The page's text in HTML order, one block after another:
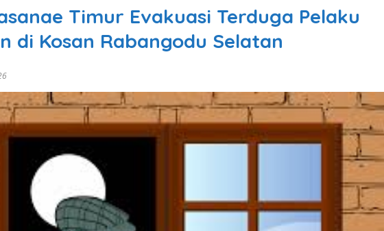
Timur Evakuasi Terduga Pelaku
di Kosan Rabangodu Selatan